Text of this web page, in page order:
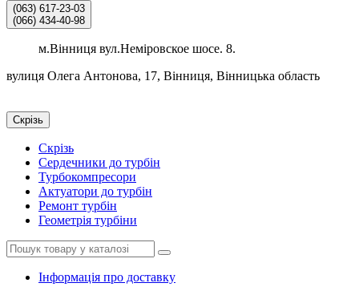
(063) 617-23-03
(066) 434-40-98
м.Вінниця вул.Неміровское шосе. 8.
вулиця Олега Антонова, 17, Вінниця, Вінницька область
Скрізь
Скрізь
Сердечники до турбін
Турбокомпресори
Актуатори до турбін
Ремонт турбін
Геометрія турбіни
Інформація про доставку